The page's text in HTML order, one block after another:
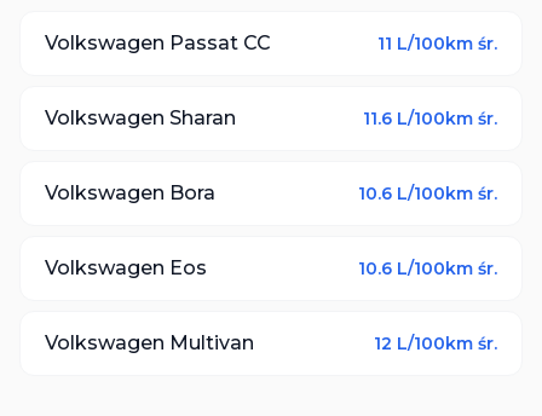
Volkswagen Passat CC 11 L/100km śr.
Volkswagen Sharan 11.6 L/100km śr.
Volkswagen Bora 10.6 L/100km śr.
Volkswagen Eos 10.6 L/100km śr.
Volkswagen Multivan 12 L/100km śr.